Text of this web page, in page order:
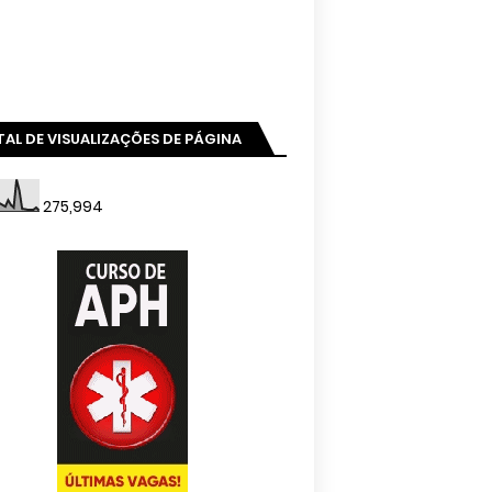
DE VISUALIZAÇÕES DE PÁGINA
275,994